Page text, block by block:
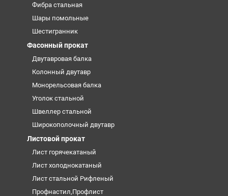
Фибра стальная
Шары помольные
Шестигранник
Фасонный прокат
Двутавровая балка
Колонный двутавр
Монорельсовая балка
Уголок стальной
Швеллер стальной
Широкополочный двутавр
Листовой прокат
Лист горячекатаный
Лист холоднокатаный
Лист стальной Рифленый
Профнастил,Профлист